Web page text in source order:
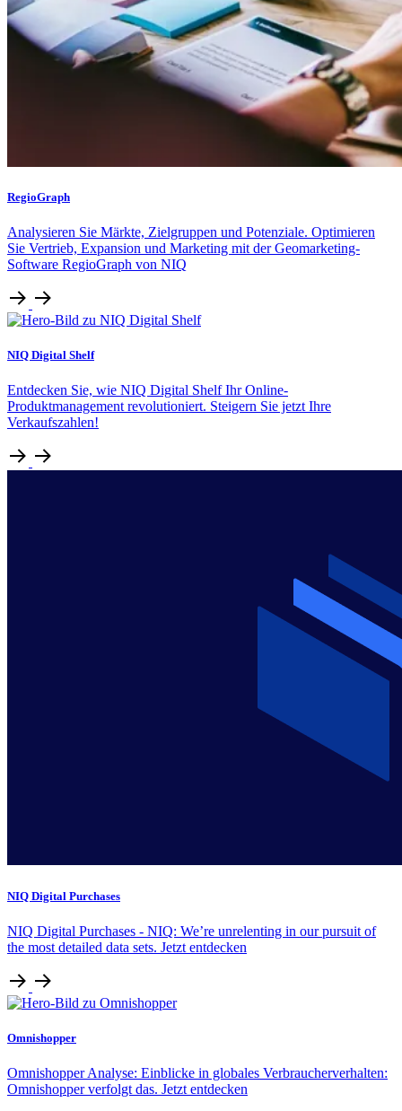
RegioGraph
Analysieren Sie Märkte, Zielgruppen und Potenziale. Optimieren
Sie Vertrieb, Expansion und Marketing mit der Geomarketing-
Software RegioGraph von NIQ
NIQ Digital Shelf
Entdecken Sie, wie NIQ Digital Shelf Ihr Online-
Produktmanagement revolutioniert. Steigern Sie jetzt Ihre
Verkaufszahlen!
NIQ Digital Purchases
NIQ Digital Purchases - NIQ: We’re unrelenting in our pursuit of
the most detailed data sets. Jetzt entdecken
Omnishopper
Omnishopper Analyse: Einblicke in globales Verbraucherverhalten:
Omnishopper verfolgt das. Jetzt entdecken